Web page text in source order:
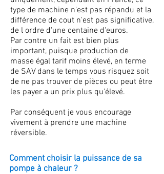
type de machine n'est pas répandu et la
différence de cout n'est pas significative,
de l ordre d'une centaine d'euros.
Par contre un fait est bien plus
important, puisque production de
masse égal tarif moins élevé, en terme
de SAV dans le temps vous risquez soit
de ne pas trouver de pièces ou peut être
les payer a un prix plus qu'élevé.
Par conséquent je vous encourage
vivement à prendre une machine
réversible.
Comment choisir la puissance de sa
pompe à chaleur ?